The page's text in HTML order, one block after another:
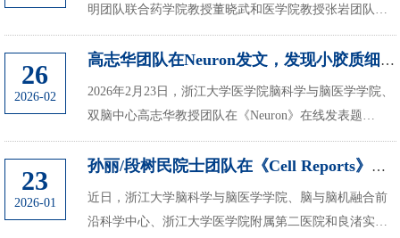
明团队联合药学院教授董晓武和医学院教授张岩团队，
在《细胞》期刊上发表了题为《Rational Design of Gi-
biased CB1 agonist with reduced side effect...
26
2026-02
高志华团队在Neuron发文，发现小胶质细胞清除工具药物在肝脏中的新作用
2026年2月23日，浙江大学医学院脑科学与脑医学学院、
双脑中心高志华教授团队在《Neuron》在线发表题
为“More than microglial depletion：PLX5622 activates the
hepatic constitutive androstane recepto...
23
2026-01
孙丽/段树民院士团队在《Cell Reports》发文，揭示神经病理性疼痛与焦虑共...
近日，浙江大学脑科学与脑医学学院、脑与脑机融合前
沿科学中心、浙江大学医学院附属第二医院和良渚实验